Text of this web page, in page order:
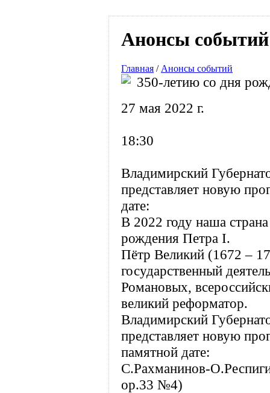
Анонсы событий
Главная /Анонсы событий
350-летию со дня
27 мая 2022 г.
18:30
Владимирский
представляет новую
дате:
В 2022 году наша
рождения Петра I.
Пётр Великий (1672 –
государственный
Романовых,
великий реформатор.
Владимирский
представляет новую
памятной дате:
С.Рахманинов-
op.33 №4)